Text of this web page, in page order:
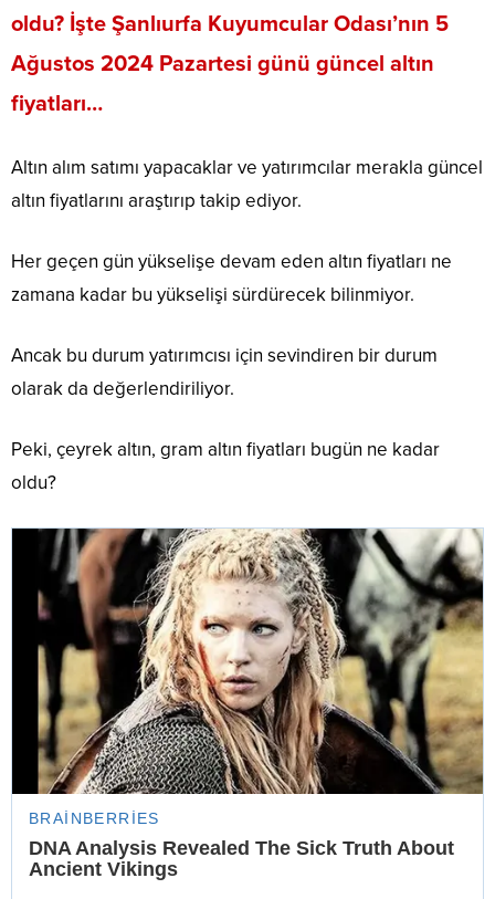
oldu? İşte Şanlıurfa Kuyumcular Odası’nın 5
Ağustos 2024 Pazartesi günü güncel altın
fiyatları…
Altın alım satımı yapacaklar ve yatırımcılar merakla güncel
altın fiyatlarını araştırıp takip ediyor.
Her geçen gün yükselişe devam eden altın fiyatları ne
zamana kadar bu yükselişi sürdürecek bilinmiyor.
Ancak bu durum yatırımcısı için sevindiren bir durum
olarak da değerlendiriliyor.
Peki, çeyrek altın, gram altın fiyatları bugün ne kadar
oldu?